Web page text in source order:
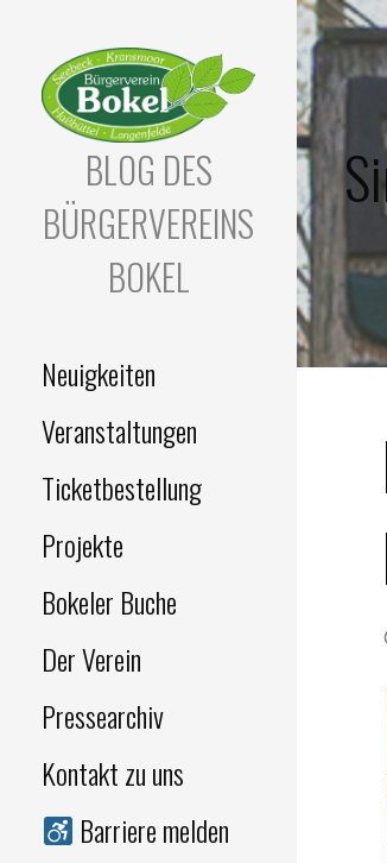
Zum
Inhalt
springen
BLOG DES
BÜRGERVEREINS
BOKEL
Neuigkeiten
Veranstaltungen
Ticketbestellung
Projekte
Bokeler Buche
Der Verein
Pressearchiv
Kontakt zu uns
Barriere melden